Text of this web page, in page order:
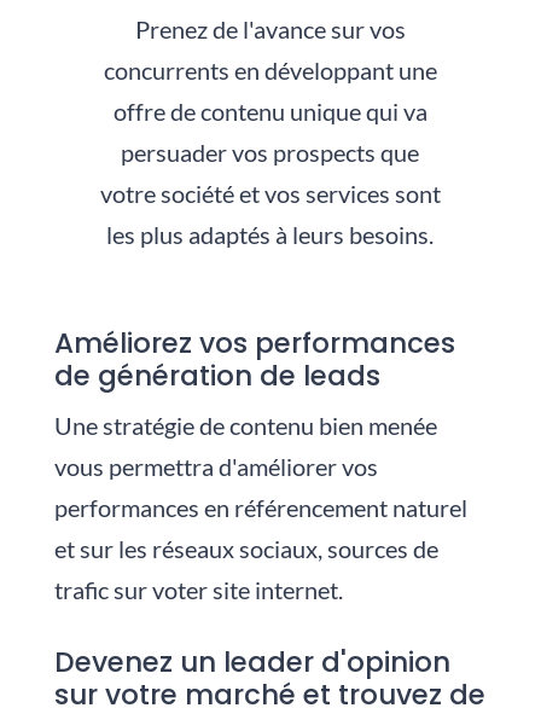
Prenez de l'avance sur vos
concurrents en développant une
offre de contenu unique qui va
persuader vos prospects que
votre société et vos services sont
les plus adaptés à leurs besoins.
Améliorez vos performances
de génération de leads
Une stratégie de contenu bien menée
vous permettra d'améliorer vos
performances en référencement naturel
et sur les réseaux sociaux, sources de
trafic sur voter site internet.
Devenez un leader d'opinion
sur votre marché et trouvez de